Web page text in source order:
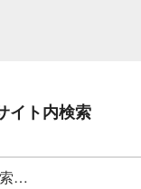
イト内検索